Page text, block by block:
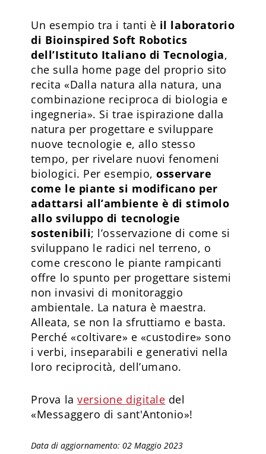
Un esempio tra i tanti è il laboratorio
di Bioinspired Soft Robotics
dell’Istituto Italiano di Tecnologia,
che sulla home page del proprio sito
recita «Dalla natura alla natura, una
combinazione reciproca di biologia e
ingegneria». Si trae ispirazione dalla
natura per progettare e sviluppare
nuove tecnologie e, allo stesso
tempo, per rivelare nuovi fenomeni
biologici. Per esempio,osservare
come le piante si modificano per
adattarsi all’ambiente è di stimolo
allo sviluppo di tecnologie
sostenibili; l’osservazione di come si
sviluppano le radici nel terreno, o
come crescono le piante rampicanti
offre lo spunto per progettare sistemi
non invasivi di monitoraggio
ambientale. La natura è maestra.
Alleata, se non la sfruttiamo e basta.
Perché «coltivare» e «custodire» sono
i verbi, inseparabili e generativi nella
loro reciprocità, dell’umano.
Prova laversione digitale del
«Messaggero di sant'Antonio»!
Data di aggiornamento: 02 Maggio 2023